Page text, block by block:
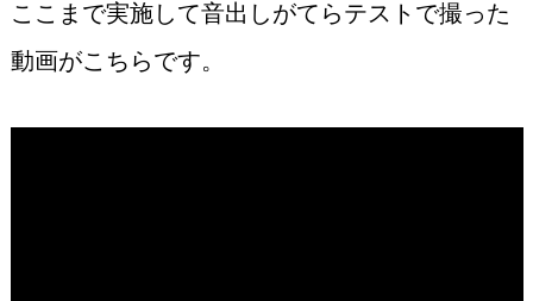
ここまで実施して音出しがてらテストで撮った
動画がこちらです。